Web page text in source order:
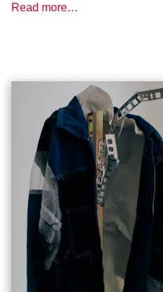
Read more…